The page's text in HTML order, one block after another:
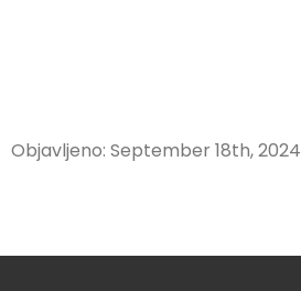
Objavljeno: September 18th, 2024